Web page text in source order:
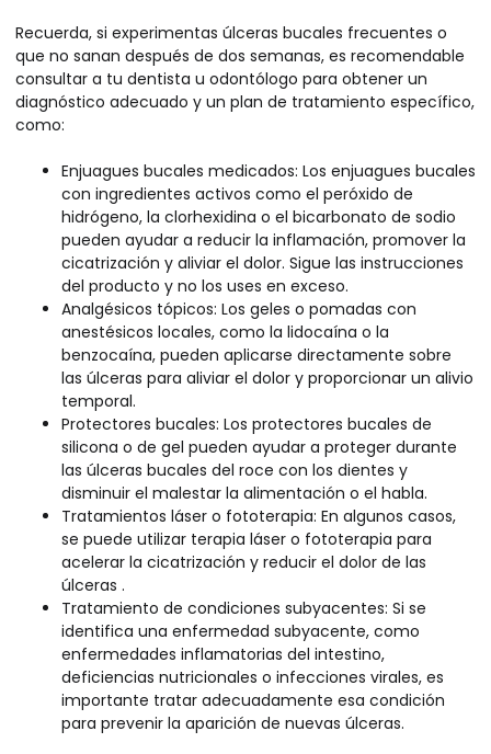
Recuerda, si experimentas úlceras bucales frecuentes o
que no sanan después de dos semanas, es recomendable
consultar a tu dentista u odontólogo para obtener un
diagnóstico adecuado y un plan de tratamiento específico,
como:
Enjuagues bucales medicados: Los enjuagues bucales
con ingredientes activos como el peróxido de
hidrógeno, la clorhexidina o el bicarbonato de sodio
pueden ayudar a reducir la inflamación, promover la
cicatrización y aliviar el dolor. Sigue las instrucciones
del producto y no los uses en exceso.
Analgésicos tópicos: Los geles o pomadas con
anestésicos locales, como la lidocaína o la
benzocaína, pueden aplicarse directamente sobre
las úlceras para aliviar el dolor y proporcionar un alivio
temporal.
Protectores bucales: Los protectores bucales de
silicona o de gel pueden ayudar a proteger durante
las úlceras bucales del roce con los dientes y
disminuir el malestar la alimentación o el habla.
Tratamientos láser o fototerapia: En algunos casos,
se puede utilizar terapia láser o fototerapia para
acelerar la cicatrización y reducir el dolor de las
úlceras .
Tratamiento de condiciones subyacentes: Si se
identifica una enfermedad subyacente, como
enfermedades inflamatorias del intestino,
deficiencias nutricionales o infecciones virales, es
importante tratar adecuadamente esa condición
para prevenir la aparición de nuevas úlceras.